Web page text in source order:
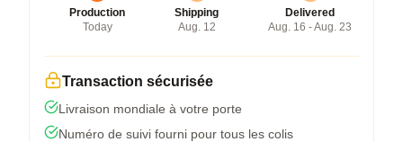
Production
Today
Shipping
Aug. 12
Delivered
Aug. 16 - Aug. 23
Transaction sécurisée
Livraison mondiale à votre porte
Numéro de suivi fourni pour tous les colis